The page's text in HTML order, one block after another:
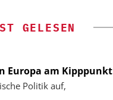
GELESEN
Europa am Kipppunkt
Politik auf,